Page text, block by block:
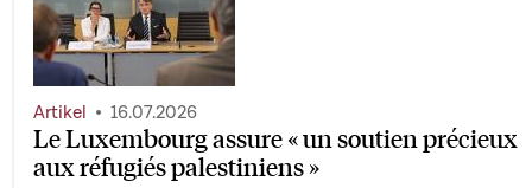
Le Luxembourg assure « un soutien précieux
aux réfugiés palestiniens »
Artikel 16.07.2026